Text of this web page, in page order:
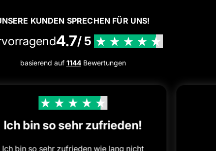
KUNDEN SPRECHEN FÜR UNS!
4.7/ 5
basierend auf 1144Bewertungen
Ich bin so sehr zufrieden!
Ich bin so sehr zufrieden wie lang nicht